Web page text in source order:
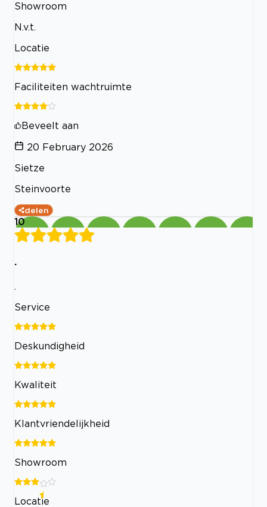
Showroom
N.v.t.
Locatie
Faciliteiten wachtruimte
Beveelt aan
20 February 2026
Sietze
Steinvoorte
delen
10
.
.
Service
Deskundigheid
Kwaliteit
Klantvriendelijkheid
Showroom
Locatie